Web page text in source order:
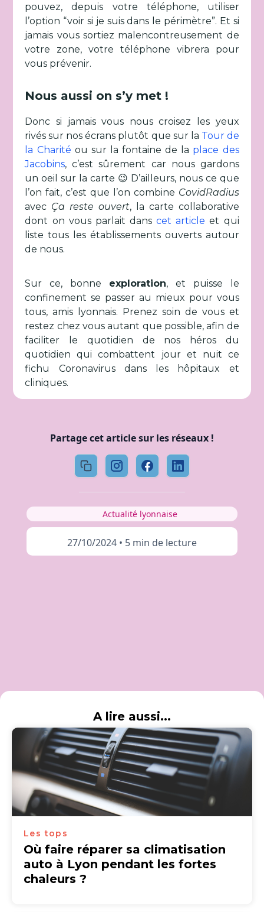
pouvez, depuis votre téléphone, utiliser
l’option “voir si je suis dans le périmètre”. Et si
jamais vous sortiez malencontreusement de
votre zone, votre téléphone vibrera pour
vous prévenir.
Nous aussi on s’y met !
Donc si jamais vous nous croisez les yeux
rivés sur nos écrans plutôt que sur la Tour de
la Charité ou sur la fontaine de la place des
Jacobins, c’est sûrement car nous gardons
un oeil sur la carte 😉 D’ailleurs, nous ce que
l’on fait, c’est que l’on combine CovidRadius
avec Ça reste ouvert, la carte collaborative
dont on vous parlait danscet article et qui
liste tous les établissements ouverts autour
de nous.
Sur ce, bonne exploration, et puisse le
confinement se passer au mieux pour vous
tous, amis lyonnais. Prenez soin de vous et
restez chez vous autant que possible, afin de
faciliter le quotidien de nos héros du
quotidien qui combattent jour et nuit ce
fichu Coronavirus dans les hôpitaux et
cliniques.
Partage cet article sur les réseaux !
Actualité lyonnaise
27/10/2024 • 5 min de lecture
A lire aussi...
Les tops
Où faire réparer sa climatisation
auto à Lyon pendant les fortes
chaleurs ?